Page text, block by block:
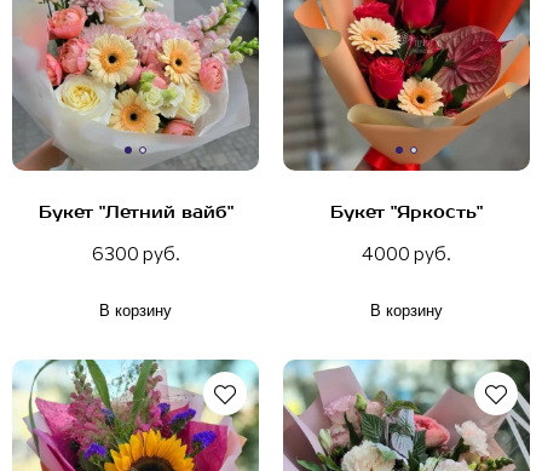
Букет "Летний вайб"
6300 руб.
В корзину
Букет "Яркость"
4000 руб.
В корзину